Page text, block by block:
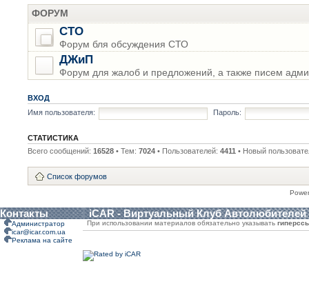
ФОРУМ
СТО
Форум бля обсуждения СТО
ДЖиП
Форум для жалоб и предложений, а также писем
ВХОД
Имя пользователя:
Пароль:
СТАТИСТИКА
Всего сообщений: 16528 • Тем: 7024 • Пользователей: 4411 • Новый
Список форумов
Контакты iCAR - Виртуальный Клуб Автолюбителей
Администратор
icar@icar.com.ua
Реклама на сайте
При использовании материалов обязательно указывать